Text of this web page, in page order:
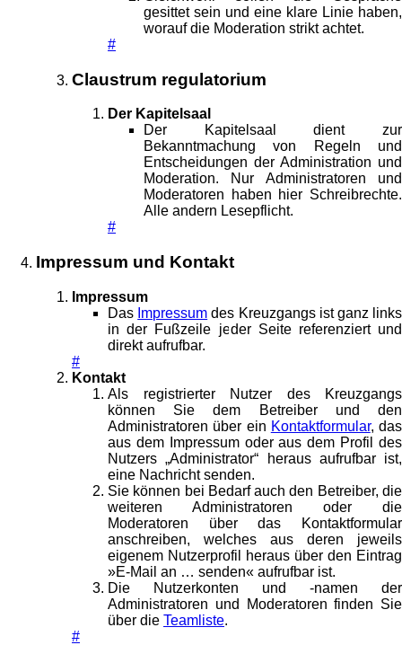
gesittet sein und eine klare Linie haben,
worauf die Moderation strikt achtet.
#
Claustrum regulatorium
Der Kapitelsaal
Der Kapitelsaal dient zur
Bekanntmachung von Regeln und
Entscheidungen der Administration und
Moderation. Nur Administratoren und
Moderatoren haben hier Schreibrechte.
Alle andern Lesepflicht.
#
Impressum und Kontakt
Impressum
Das Impressum des Kreuzgangs ist ganz links
in der Fußzeile jeder Seite referenziert und
direkt aufrufbar.
#
Kontakt
Als registrierter Nutzer des Kreuzgangs
können Sie dem Betreiber und den
Administratoren über ein Kontaktformular, das
aus dem Impressum oder aus dem Profil des
Nutzers „Administrator“ heraus aufrufbar ist,
eine Nachricht senden.
Sie können bei Bedarf auch den Betreiber, die
weiteren Administratoren oder die
Moderatoren über das Kontaktformular
anschreiben, welches aus deren jeweils
eigenem Nutzerprofil heraus über den Eintrag
»E-Mail an … senden« aufrufbar ist.
Die Nutzerkonten und -namen der
Administratoren und Moderatoren finden Sie
über die Teamliste.
#